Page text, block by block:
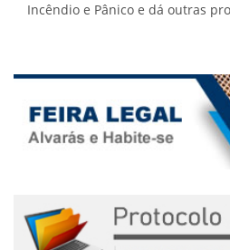
Incêndio e Pânico e dá outras